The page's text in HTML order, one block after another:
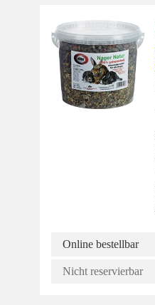
Online bestellbar
Nicht reservierbar